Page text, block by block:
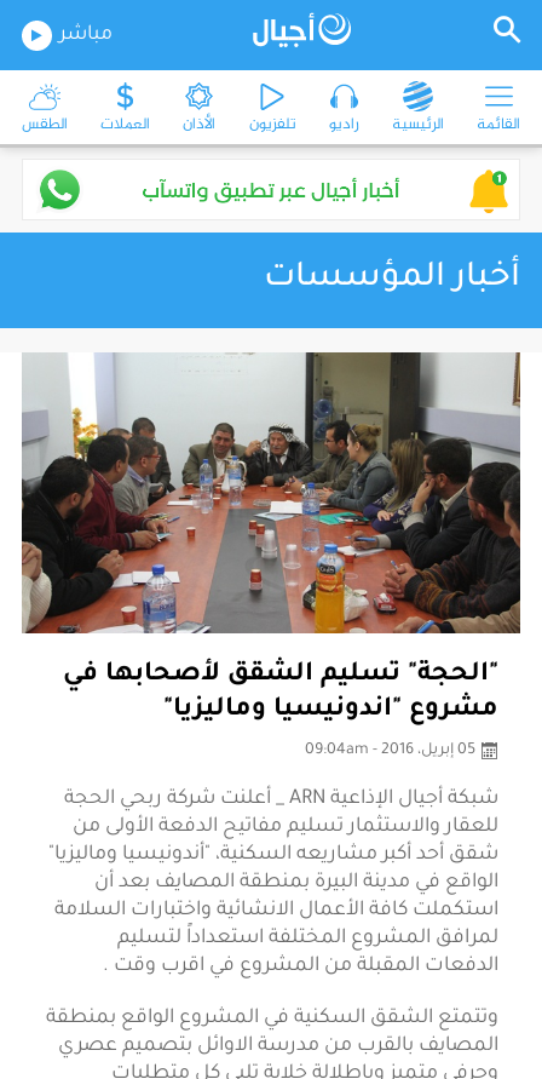
مباشر
القائمة الرئيسية راديو تلفزيون الأذان العملات الطقس
أخبار المؤسسات
"الحجة" تسليم الشقق لأصحابها في
مشروع "اندونيسيا وماليزيا"
05 إبريل، 2016 - 09:04am
شبكة أجيال الإذاعية ARN _ أعلنت شركة ربحي الحجة
للعقار والاستثمار تسليم مفاتيح الدفعة الأولى من
شقق أحد أكبر مشاريعه السكنية، "أندونيسيا وماليزيا"
الواقع في مدينة البيرة بمنطقة المصايف بعد أن
استكملت كافة الأعمال الانشائية واختبارات السلامة
لمرافق المشروع المختلفة استعداداً لتسليم
الدفعات المقبلة من المشروع في اقرب وقت .
وتتمتع الشقق السكنية في المشروع الواقع بمنطقة
المصايف بالقرب من مدرسة الاوائل بتصميم عصري
وحرفي متميز وباطلالة خلابة تلبي كل متطلبات